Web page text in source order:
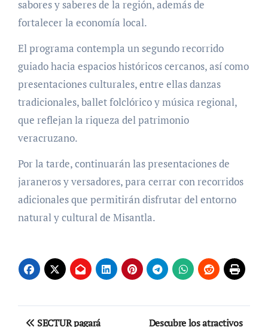
sabores y saberes de la región, además de
fortalecer la economía local.
El programa contempla un segundo recorrido
guiado hacia espacios históricos cercanos, así como
presentaciones culturales, entre ellas danzas
tradicionales, ballet folclórico y música regional,
que reflejan la riqueza del patrimonio
veracruzano.
Por la tarde, continuarán las presentaciones de
jaraneros y versadores, para cerrar con recorridos
adicionales que permitirán disfrutar del entorno
natural y cultural de Misantla.
Navegación
SECTUR pagará Descubre los atractivos